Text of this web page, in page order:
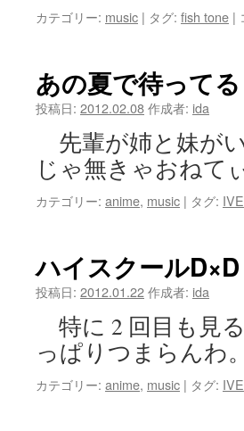
カテゴリー: music | タグ: fish tone |
～
行
あの夏で待って
投稿日: 2012.02.08作成者: ida
先輩が姉と妹が
じゃ無きゃおね
カテゴリー: anime, music | タグ: IVE
ハイスクール
投稿日: 2012.01.22作成者: ida
特に 2 回目も見
っぱりつまらんわ
カテゴリー: anime, music | タグ: IVE